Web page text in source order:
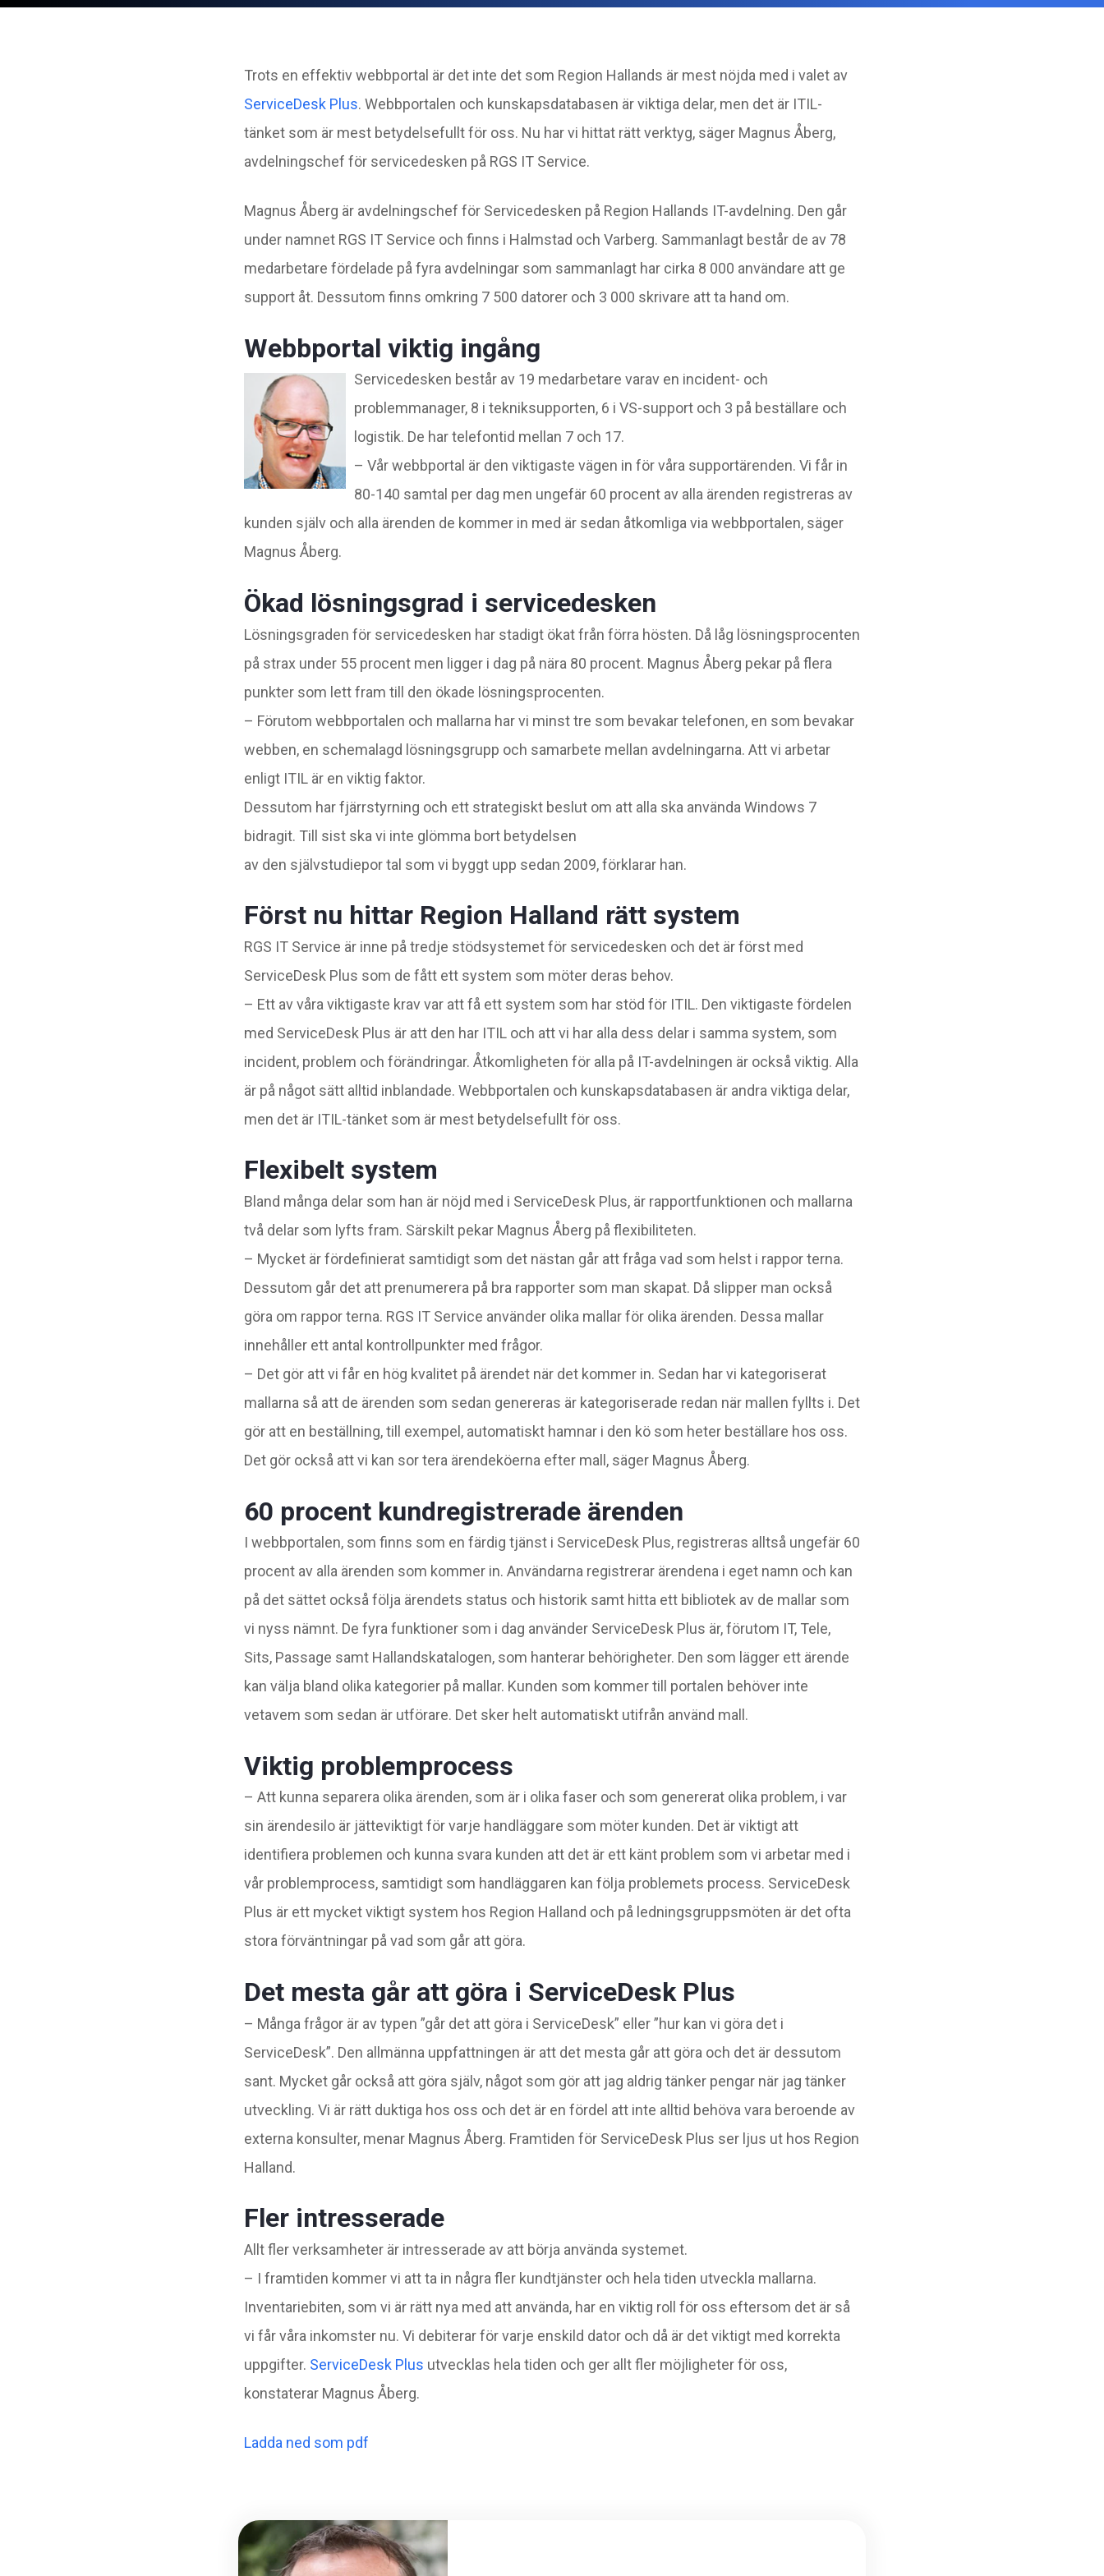
Trots en effektiv webbportal är det inte det som Region Hallands är mest nöjda med i valet av
ServiceDesk Plus. Webbportalen och kunskapsdatabasen är viktiga delar, men det är ITIL-
tänket som är mest betydelsefullt för oss. Nu har vi hittat rätt verktyg, säger Magnus Åberg,
avdelningschef för servicedesken på RGS IT Service.
Magnus Åberg är avdelningschef för Servicedesken på Region Hallands IT-avdelning. Den går
under namnet RGS IT Service och finns i Halmstad och Varberg. Sammanlagt består de av 78
medarbetare fördelade på fyra avdelningar som sammanlagt har cirka 8 000 användare att ge
support åt. Dessutom finns omkring 7 500 datorer och 3 000 skrivare att ta hand om.
Webbportal viktig ingång
Servicedesken består av 19 medarbetare varav en incident- och
problemmanager, 8 i tekniksupporten, 6 i VS-support och 3 på beställare och
logistik. De har telefontid mellan 7 och 17.
– Vår webbportal är den viktigaste vägen in för våra supportärenden. Vi får in
80-140 samtal per dag men ungefär 60 procent av alla ärenden registreras av
kunden själv och alla ärenden de kommer in med är sedan åtkomliga via webbportalen, säger
Magnus Åberg.
Ökad lösningsgrad i servicedesken
Lösningsgraden för servicedesken har stadigt ökat från förra hösten. Då låg lösningsprocenten
på strax under 55 procent men ligger i dag på nära 80 procent. Magnus Åberg pekar på flera
punkter som lett fram till den ökade lösningsprocenten.
– Förutom webbportalen och mallarna har vi minst tre som bevakar telefonen, en som bevakar
webben, en schemalagd lösningsgrupp och samarbete mellan avdelningarna. Att vi arbetar
enligt ITIL är en viktig faktor.
Dessutom har fjärrstyrning och ett strategiskt beslut om att alla ska använda Windows 7
bidragit. Till sist ska vi inte glömma bort betydelsen
av den självstudiepor tal som vi byggt upp sedan 2009, förklarar han.
Först nu hittar Region Halland rätt system
RGS IT Service är inne på tredje stödsystemet för servicedesken och det är först med
ServiceDesk Plus som de fått ett system som möter deras behov.
– Ett av våra viktigaste krav var att få ett system som har stöd för ITIL. Den viktigaste fördelen
med ServiceDesk Plus är att den har ITIL och att vi har alla dess delar i samma system, som
incident, problem och förändringar. Åtkomligheten för alla på IT-avdelningen är också viktig. Alla
är på något sätt alltid inblandade. Webbportalen och kunskapsdatabasen är andra viktiga delar,
men det är ITIL-tänket som är mest betydelsefullt för oss.
Flexibelt system
Bland många delar som han är nöjd med i ServiceDesk Plus, är rapportfunktionen och mallarna
två delar som lyfts fram. Särskilt pekar Magnus Åberg på flexibiliteten.
– Mycket är fördefinierat samtidigt som det nästan går att fråga vad som helst i rappor terna.
Dessutom går det att prenumerera på bra rapporter som man skapat. Då slipper man också
göra om rappor terna. RGS IT Service använder olika mallar för olika ärenden. Dessa mallar
innehåller ett antal kontrollpunkter med frågor.
– Det gör att vi får en hög kvalitet på ärendet när det kommer in. Sedan har vi kategoriserat
mallarna så att de ärenden som sedan genereras är kategoriserade redan när mallen fyllts i. Det
gör att en beställning, till exempel, automatiskt hamnar i den kö som heter beställare hos oss.
Det gör också att vi kan sor tera ärendeköerna efter mall, säger Magnus Åberg.
60 procent kundregistrerade ärenden
I webbportalen, som finns som en färdig tjänst i ServiceDesk Plus, registreras alltså ungefär 60
procent av alla ärenden som kommer in. Användarna registrerar ärendena i eget namn och kan
på det sättet också följa ärendets status och historik samt hitta ett bibliotek av de mallar som
vi nyss nämnt. De fyra funktioner som i dag använder ServiceDesk Plus är, förutom IT, Tele,
Sits, Passage samt Hallandskatalogen, som hanterar behörigheter. Den som lägger ett ärende
kan välja bland olika kategorier på mallar. Kunden som kommer till portalen behöver inte
vetavem som sedan är utförare. Det sker helt automatiskt utifrån använd mall.
Viktig problemprocess
– Att kunna separera olika ärenden, som är i olika faser och som genererat olika problem, i var
sin ärendesilo är jätteviktigt för varje handläggare som möter kunden. Det är viktigt att
identifiera problemen och kunna svara kunden att det är ett känt problem som vi arbetar med i
vår problemprocess, samtidigt som handläggaren kan följa problemets process. ServiceDesk
Plus är ett mycket viktigt system hos Region Halland och på ledningsgruppsmöten är det ofta
stora förväntningar på vad som går att göra.
Det mesta går att göra i ServiceDesk Plus
– Många frågor är av typen ”går det att göra i ServiceDesk” eller ”hur kan vi göra det i
ServiceDesk”. Den allmänna uppfattningen är att det mesta går att göra och det är dessutom
sant. Mycket går också att göra själv, något som gör att jag aldrig tänker pengar när jag tänker
utveckling. Vi är rätt duktiga hos oss och det är en fördel att inte alltid behöva vara beroende av
externa konsulter, menar Magnus Åberg. Framtiden för ServiceDesk Plus ser ljus ut hos Region
Halland.
Fler intresserade
Allt fler verksamheter är intresserade av att börja använda systemet.
– I framtiden kommer vi att ta in några fler kundtjänster och hela tiden utveckla mallarna.
Inventariebiten, som vi är rätt nya med att använda, har en viktig roll för oss eftersom det är så
vi får våra inkomster nu. Vi debiterar för varje enskild dator och då är det viktigt med korrekta
uppgifter. ServiceDesk Plus utvecklas hela tiden och ger allt fler möjligheter för oss,
konstaterar Magnus Åberg.
Ladda ned som pdf